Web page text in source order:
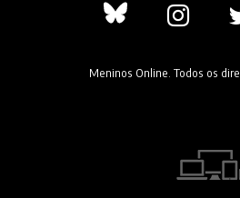
Meninos Online. Todos os